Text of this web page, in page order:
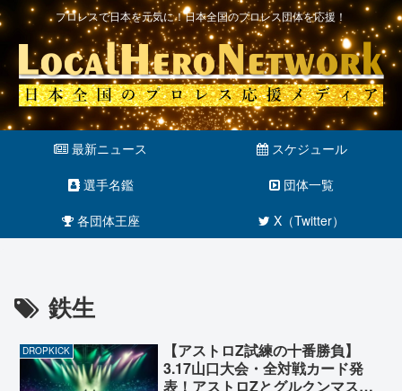
プロレスで日本を元気に！日本全国のプロレス団体を応援！
最新ニュース
スケジュール
選手名鑑
団体一覧
各団体王座
X（Twitter）
鉄生
DROPKICK
【アストロZ試練の十番勝負】
3.17山口大会・全対戦カード発
表！アストロZとグルクンマスク